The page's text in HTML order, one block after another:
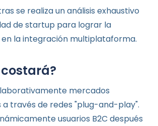
se realiza un análisis exhaustivo
de startup para lograr la
la integración multiplataforma.
mercados
través de redes "plug-and-play".
usuarios B2C después